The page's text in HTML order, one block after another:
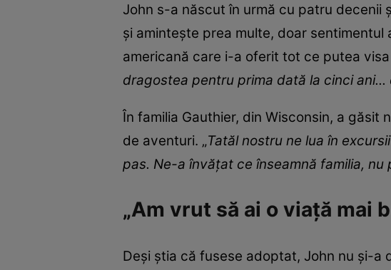
John s-a născut în urmă cu patru decenii
și amintește prea multe, doar
americană care i-a oferit tot ce putea
dragostea pentru prima dată la cinci
În familia Gauthier, din Wisconsin, a
de aventuri. „Tatăl nostru ne lua în
pas. Ne-a învățat ce înseamnă familia,
„Am vrut să ai o viață mai
Deși știa că fusese adoptat, John nu și-a